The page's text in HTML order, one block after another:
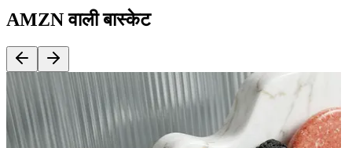
AMZN वाली बास्केट